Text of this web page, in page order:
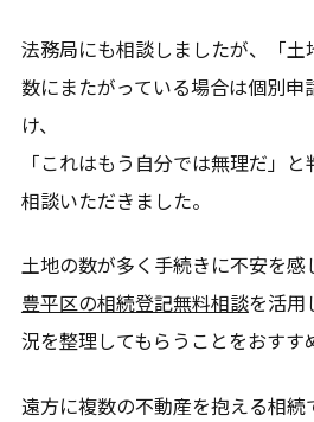
法務局にも相談しましたが、「
数にまたがっている場合は個別申
け、
「これはもう自分では無理だ」
相談いただきました。
土地の数が多く手続きに不安を感
豊平区の相続登記無料相談を活用
況を整理してもらうことをおすす
遠方に複数の不動産を抱える相続